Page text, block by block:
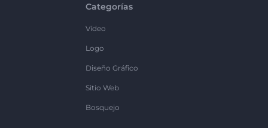
Categorías
Vídeo
Logo
Diseño Gráfico
Sitio Web
Bosquejo